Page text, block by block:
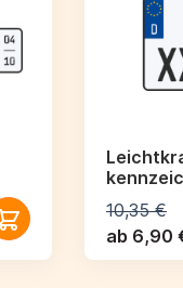
10,35 €
ab 6,90